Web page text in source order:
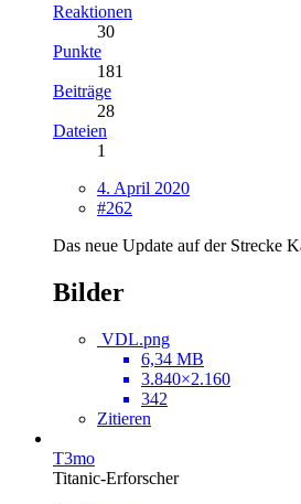
Reaktionen
30
Punkte
181
Beiträge
28
Dateien
1
4. April 2020
#262
Das neue Update auf der Strecke
Bilder
VDL.png
6,34 MB
3.840×2.160
342
Zitieren
T3mo
Titanic-Erforscher